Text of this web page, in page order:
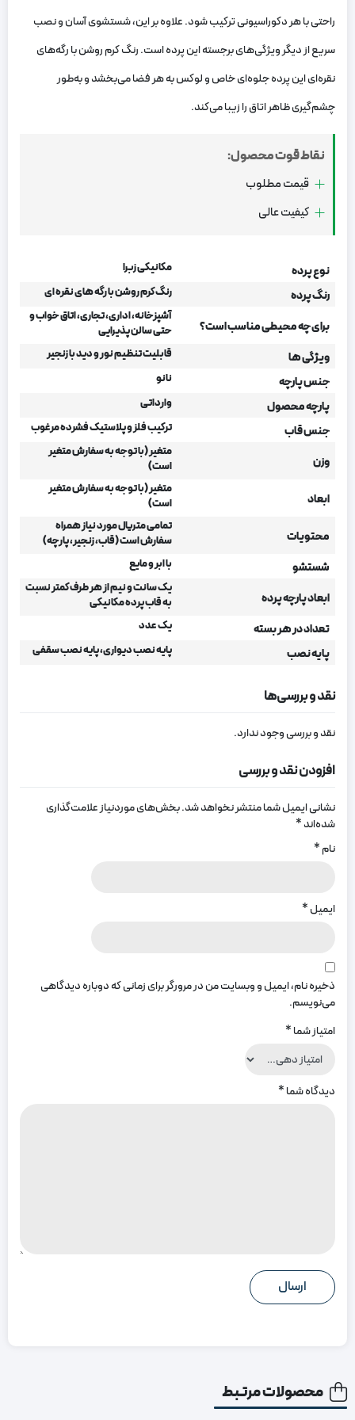
راحتی با هر دکوراسیونی ترکیب شود. علاوه بر این، شستشوی آسان و نصب
سریع از دیگر ویژگی‌های برجسته این پرده است. رنگ کرم روشن با رگه‌های
نقره‌ای این پرده جلوه‌ای خاص و لوکس به هر فضا می‌بخشد و به‌طور
چشم‌گیری ظاهر اتاق را زیبا می‌کند.
نقاط قوت محصول:
قیمت مطلوب
کیفیت عالی
نوع پرده مکانیکی زبرا
رنگ پرده رنگ کرم روشن با رگه های نقره ای
برای چه محیطی مناسب است؟
آشپزخانه، اداری، تجاری، اتاق خواب و
حتی سالن پذیرایی
ویژگی ها قابلیت تنظیم نور و دید با زنجیر
جنس پارچه نانو
پارچه محصول وارداتی
جنس قاب ترکیب فلز و پلاستیک فشرده مرغوب
وزن
متغیر (با توجه به سفارش متغیر
است)
ابعاد
متغیر (با توجه به سفارش متغیر
است)
محتویات
تمامی متریال مورد نیاز همراه
سفارش است (قاب، زنجیر، پارچه)
شستشو با ابر و مایع
ابعاد پارچه پرده
یک سانت و نیم از هر طرف کمتر نسبت
به قاب پرده مکانیکی
تعداد در هر بسته یک عدد
پایه نصب پایه نصب دیواری، پایه نصب سقفی
نقد و بررسی‌ها
نقد و بررسی وجود ندارد.
افزودن نقد و بررسی
نشانی ایمیل شما منتشر نخواهد شد.بخش‌های موردنیاز علامت‌گذاری
شده‌اند*
نام*
ایمیل*
ذخیره نام، ایمیل و وبسایت من در مرورگر برای زمانی که دوباره دیدگاهی
می‌نویسم.
امتیاز شما*
دیدگاه شما*
محصولات مرتبط